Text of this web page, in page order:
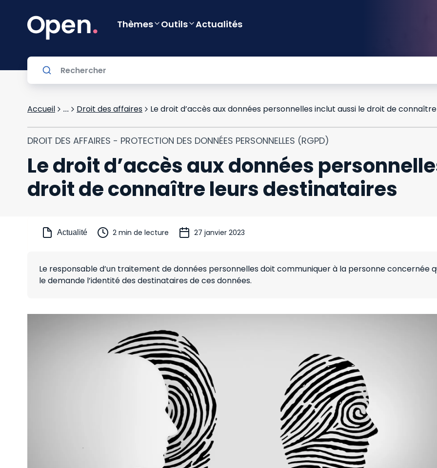
Thèmes Outils Actualités
Accueil ... Droit des affaires
DROIT DES AFFAIRES - PROTECTION DES DONNÉES PERSONNELLES (RGPD)
Le droit d’accès aux données
droit de connaître leurs destinataires
Actualité 2 min de lecture 27 janvier 2023
Le responsable d’un traitement de données personnelles doit communiquer à la personne concernée
le demande l’identité des destinataires de ces données.